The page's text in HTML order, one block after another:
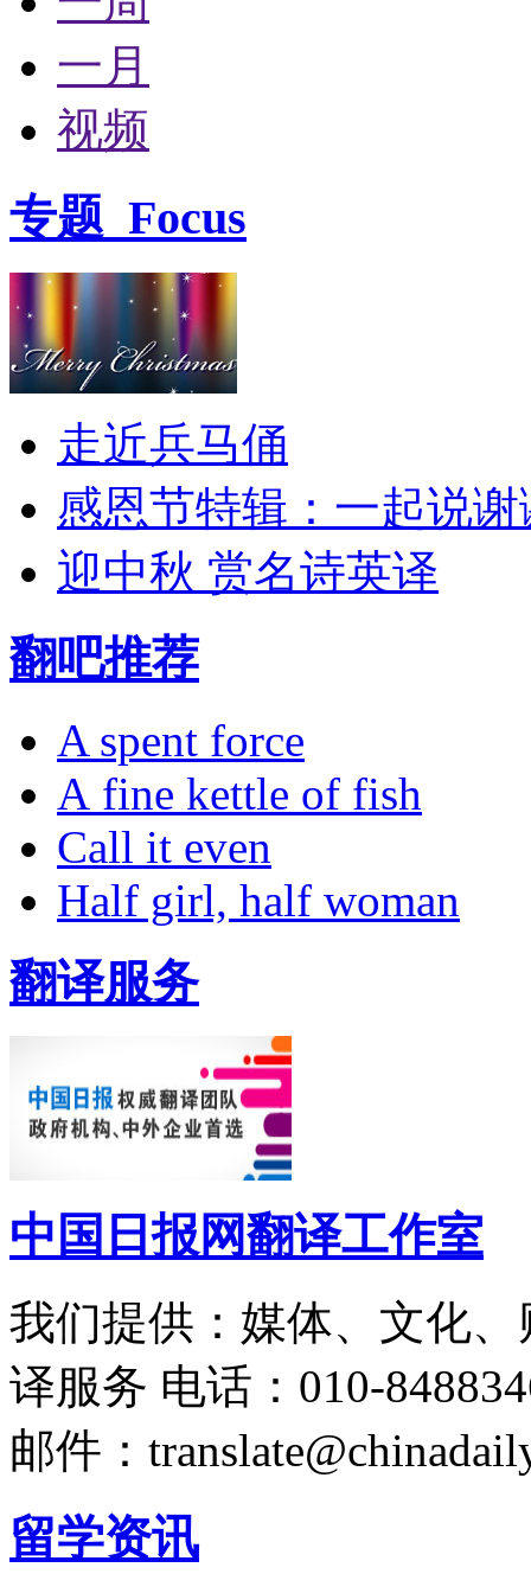
一月
视频
专题 Focus
走近兵马俑
感恩节特辑：一起说谢
迎中秋 赏名诗英译
翻吧推荐
A spent force
A fine kettle of fish
Call it even
Half girl, half woman
翻译服务
中国日报网翻译工作室
我们提供：媒体、文化
译服务 电话：010-
邮件：
留学资讯